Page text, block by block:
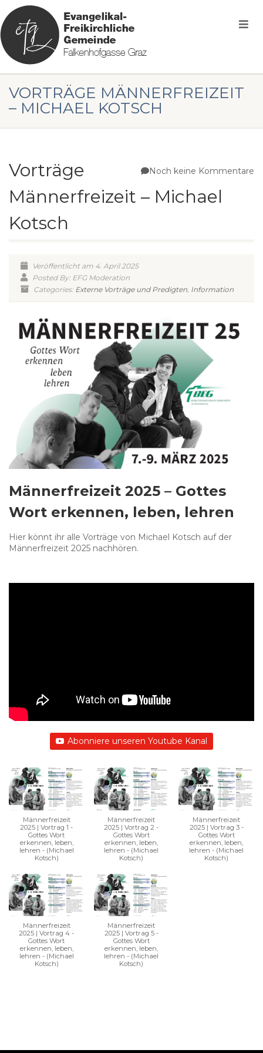
VORTRÄGE MÄNNERFREIZEIT
– MICHAEL KOTSCH
Noch keine Kommentare
Vorträge
Männerfreizeit – Michael
Kotsch
Veröffentlicht am 4. April 2025
Posted By: EFG Moderation
Categories: Externe Vorträge und Predigten, Information
Männerfreizeit 2025 – Gottes
Wort erkennen, leben, lehren
Hier könnt ihr alle Vorträge von Michael Kotsch auf der
Männerfreizeit 2025 nachhören.
Abonniere unseren Youtube Kanal
Männerfreizeit
2025 | Vortrag 1 -
Gottes Wort
erkennen, leben,
lehren - (Michael
Kotsch)
Männerfreizeit
2025 | Vortrag 2 -
Gottes Wort
erkennen, leben,
lehren - (Michael
Kotsch)
Männerfreizeit
2025 | Vortrag 3 -
Gottes Wort
erkennen, leben,
lehren - (Michael
Kotsch)
Männerfreizeit
2025 | Vortrag 4 -
Gottes Wort
erkennen, leben,
lehren - (Michael
Kotsch)
Männerfreizeit
2025 | Vortrag 5 -
Gottes Wort
erkennen, leben,
lehren - (Michael
Kotsch)